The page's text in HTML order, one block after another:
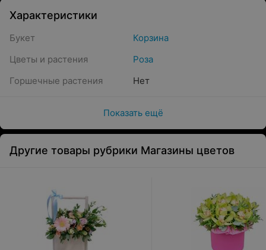
Характеристики
Букет
Корзина
Цветы и растения
Роза
Горшечные растения
Нет
Показать ещё
Другие товары рубрики Магазины цветов